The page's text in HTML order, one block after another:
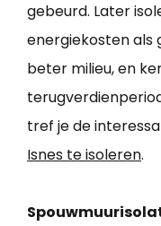
gebeurd. Later
energiekosten als
beter milieu, en
tref je de
Isnes te isoleren.